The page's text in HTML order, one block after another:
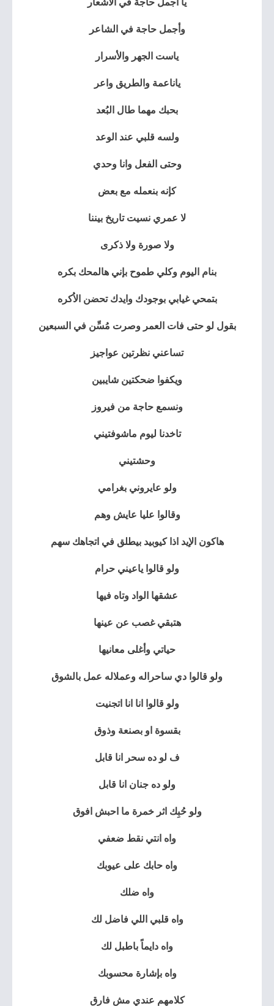
يا أجمل حاجة في الاشعار
وأجمل حاجة في الشاعر
ياست الجهر والأسرار
ياناعمة والطريق واعر
بحبك مهما طال البُعد
ولسه قلبي عند الوعد
وحتى الفعل وانا وحدي
كإنه بنعمله مع بعض
لا عمري نسيت تاريخ بيننا
ولا صورة ولا ذكرى
بنام اليوم وكلي طموح بإني هالمحك بكره
بتمحي غيابي بوجودك وايدك تحضن الاُكره
بقول لو حتى فات العمر وصرت مُسِّن في السبعين
تساعني نظرتين عواجيز
ويكفوا ضحكتين شايبين
ونسمع حاجة من فيروز
تاخدنا ليوم ماشوفتيني
وحشتيني
ولو عايروني بغرامي
وقالوا عليا عايش وهم
هاكون الإيد اذا كيوبيد بيطلق في اتجاهك سهم
ولو قالوا ياعيني حرام
عشقها الواد وتاه فيها
هتبقي غصب عن عينها
حياتي وأغلى معانيها
ولو قالوا دي ساحراله وعملاله عمل بالشوق
ولو قالوا انا انا اتجنيت
بقسوة او بصنعة وذوق
ف لو ده سحر انا قابل
ولو ده جنان انا قابل
ولو حُبِك اثر خمرة ما احبش افوق
واه انتي نقط ضعفي
واه حابك على عيوبك
واه ضلك
واه قلبي اللي فاضل لك
واه دايماً باطبل لك
واه بإشارة محسوبك
كلامهم عندي مش فارق